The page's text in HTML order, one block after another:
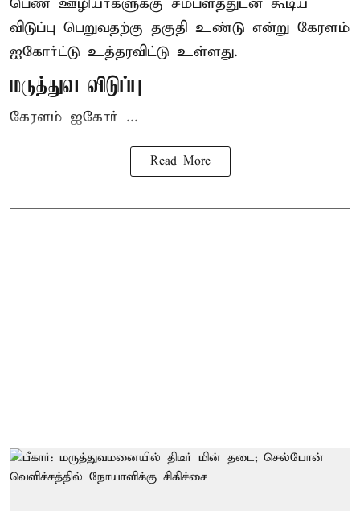
பெண் ஊழியர்களுக்கு சம்பளத்துடன் கூடிய
விடுப்பு பெறுவதற்கு தகுதி உண்டு என்று கேரளம்
ஐகோர்ட்டு உத்தரவிட்டு உள்ளது.
மருத்துவ விடுப்பு
கேரளம் ஐகோர் ...
Read More